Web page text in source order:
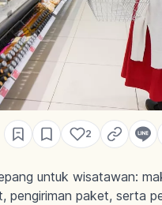
2
untuk wisatawan:
pengiriman paket, serta